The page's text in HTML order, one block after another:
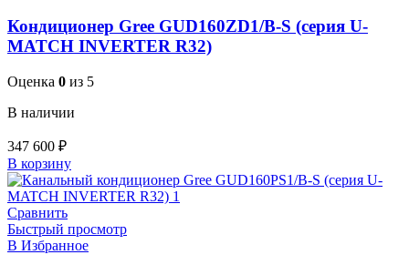
Кондиционер Gree GUD160ZD1/B-S (серия U-
MATCH INVERTER R32)
Оценка 0 из 5
В наличии
347 600 ₽
В корзину
Сравнить
Быстрый просмотр
В Избранное